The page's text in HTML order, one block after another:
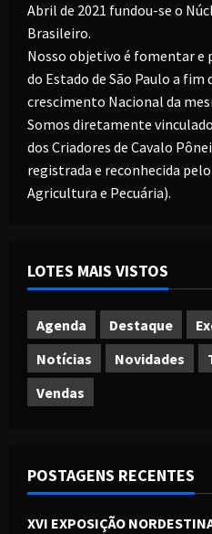
Abril de 2021 fundou-se o
Brasileiro.
Nosso objetivo é fomentar e
do Estado de São Paulo a
crescimento Nacional da
Somos diretamente
dos Criadores de Cavalo
registrada e reconhecida
Agricultura e Pecuária).
LOTES MAIS VISTOS
Agenda Destaque
Notícias
Novidades
Vendas
POSTAGENS RECENTES
XVI EXPOSIÇÃO